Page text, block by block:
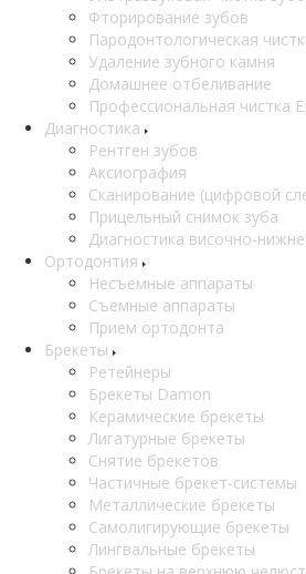
Фторирование зубов
Пародонтологическая
Удаление зубного камня
Домашнее отбеливание
Профессиональная чистка
Диагностика
Рентген зубов
Аксиография
Сканирование (цифровой
Прицельный снимок зуба
Диагностика височно-
Ортодонтия
Несъемные аппараты
Съемные аппараты
Прием ортодонта
Брекеты
Ретейнеры
Брекеты Damon
Керамические брекеты
Лигатурные брекеты
Снятие брекетов
Частичные брекет-системы
Металлические брекеты
Самолигирующие брекеты
Лингвальные брекеты